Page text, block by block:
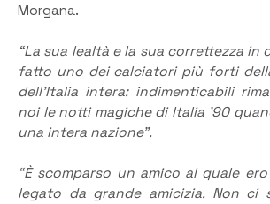
Morgana.
“La sua lealtà e la sua correttezza in
fatto uno dei calciatori più forti
dell’Italia intera: indimenticabili
noi le notti magiche di Italia ’90
una intera nazione”.
“È scomparso un amico al quale
legato da grande amicizia. Non ci